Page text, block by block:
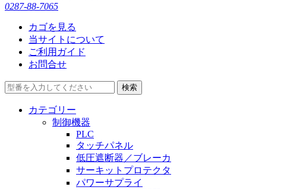
0287-88-7065
カゴを見る
当サイトについて
ご利用ガイド
お問合せ
カテゴリー
制御機器
PLC
タッチパネル
低圧遮断器／ブレーカ
サーキットプロテクタ
パワーサプライ